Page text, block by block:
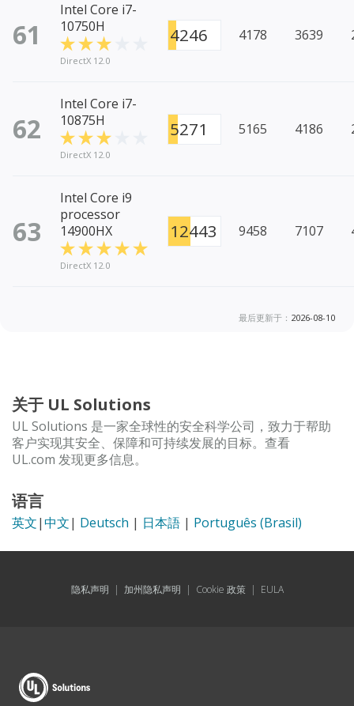
61
Intel Core i7-
10750H
DirectX 12.0
4246 4178 3639
62
Intel Core i7-
10875H
DirectX 12.0
5271 5165 4186
63
Intel Core i9
processor
14900HX
DirectX 12.0
12443 9458 7107
最后更新于： 2026-08-10
关于 UL Solutions
UL Solutions 是一家全球性的安全科学公司，致力于帮助
客户实现其安全、保障和可持续发展的目标。查看
UL.com 发现更多信息。
语言
英文|中文| Deutsch | 日本語 | Português (Brasil)
隐私声明 | 加州隐私声明 | Cookie 政策| EULA